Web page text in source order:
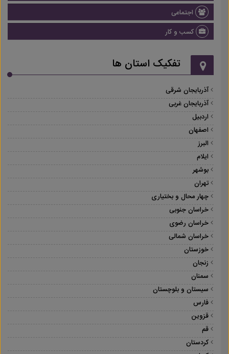
اجتماعی
کسب و کار
تفکیک استان ها
آذربایجان شرقی
آذربایجان غربی
اردبیل
اصفهان
البرز
ایلام
بوشهر
تهران
چهار محال و بختیاری
خراسان جنوبی
خراسان رضوی
خراسان شمالی
خوزستان
زنجان
سمنان
سیستان و بلوچستان
فارس
قزوین
قم
کردستان